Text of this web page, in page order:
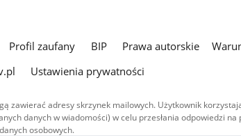
Profil zaufany BIP Prawa autorskie
Ustawienia prywatności
zawierać adresy skrzynek mailowych. Użytkownik
danych w wiadomości) w celu przesłania odpowiedzi
osobowych.